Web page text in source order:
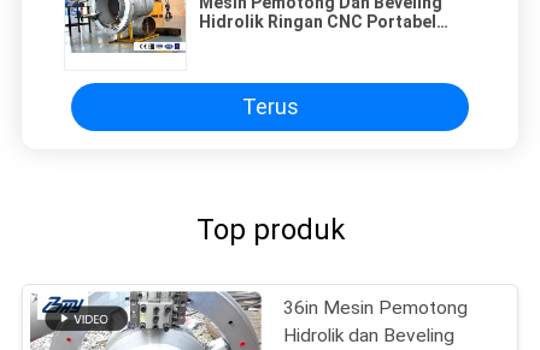
Hidrolik Ringan CNC Portabel
Terus
Top produk
36in Mesin Pemotong
Hidrolik dan Beveling